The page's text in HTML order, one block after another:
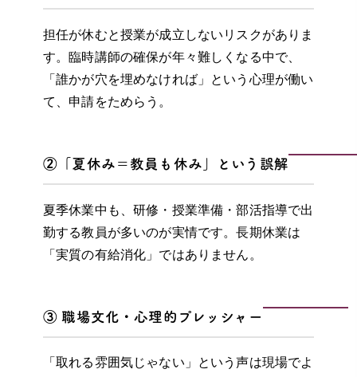
担任が休むと授業が成立しないリスクがありま
す。臨時講師の確保が年々難しくなる中で、
「誰かが穴を埋めなければ」という心理が働い
て、申請をためらう。
②「夏休み＝教員も休み」という誤解
夏季休業中も、研修・授業準備・部活指導で出
勤する教員が多いのが実情です。長期休業は
「実質の有給消化」ではありません。
③ 職場文化・心理的プレッシャー
「取れる雰囲気じゃない」という声は現場でよ